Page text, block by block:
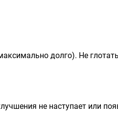
долго). Не
не наступает или